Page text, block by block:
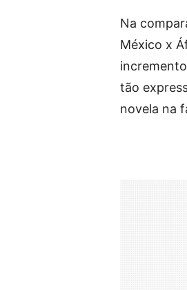
Na
México x
tão
novela na